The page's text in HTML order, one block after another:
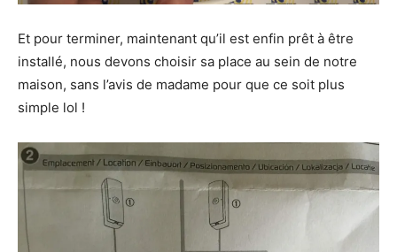
Et pour terminer, maintenant qu’il est enfin prêt à être
installé, nous devons choisir sa place au sein de notre
maison, sans l’avis de madame pour que ce soit plus
simple lol !